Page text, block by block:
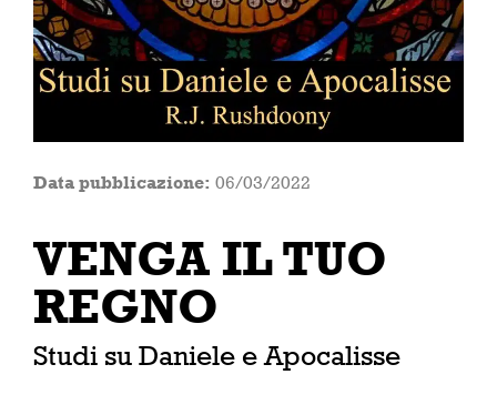
Data pubblicazione: 06/03/2022
VENGA IL TUO
REGNO
Studi su Daniele e Apocalisse